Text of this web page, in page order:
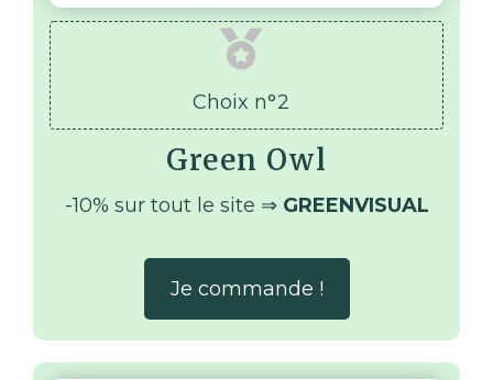
Choix n°2
Green Owl
-10% sur tout le site ⇒ GREENVISUAL
Je commande !